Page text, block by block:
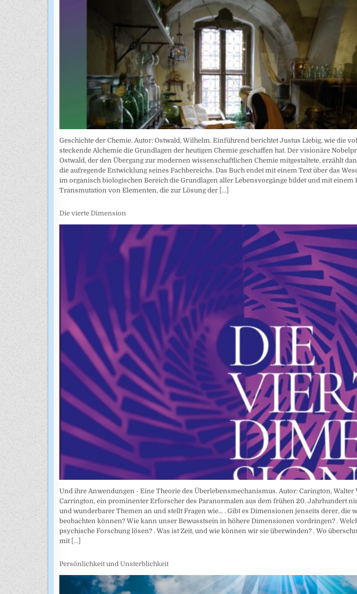
Geschichte der Chemie. Autor: Ostwald, Wilhelm. Einführend berichtet Justus Liebig, wie die
steckende Alchemie die Grundlagen der heutigen Chemie geschaffen hat. Der visionäre
Ostwald, der den Übergang zur modernen wissenschaftlichen Chemie mitgestaltete, erzählt
die aufregende Entwicklung seines Fachbereichs. Das Buch endet mit einem Text über das
im organisch biologischen Bereich die Grundlagen aller Lebensvorgänge bildet und mit einem
Transmutation von Elementen, die zur Lösung der [...]
Die vierte Dimension
Und ihre Anwendungen - Eine Theorie des Überlebensmechanismus. Autor: Carington, Walter
Carrington, ein prominenter Erforscher des Paranormalen aus dem frühen 20. Jahrhundert
und wunderbarer Themen an und stellt Fragen wie... . Gibt es Dimensionen jenseits derer, die
beobachten können? Wie kann unser Bewusstsein in höhere Dimensionen vordringen? .
psychische Forschung lösen? . Was ist Zeit, und wie können wir sie überwinden? . Wo
mit [...]
Persönlichkeit und Unsterblichkeit